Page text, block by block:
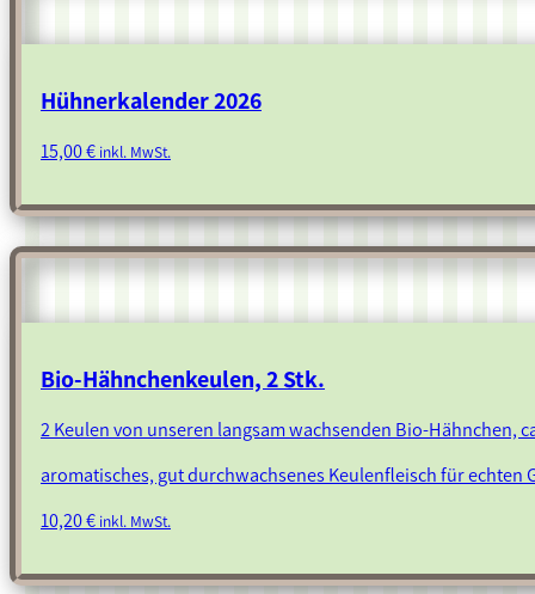
Hühnerkalender 2026
15,00€ inkl. MwSt.
Bio-Hähnchenkeulen, 2 Stk.
2 Keulen von unseren langsam wachsenden Bio-Hähnchen,
aromatisches, gut durchwachsenes Keulenfleisch für echten
10,20€ inkl. MwSt.